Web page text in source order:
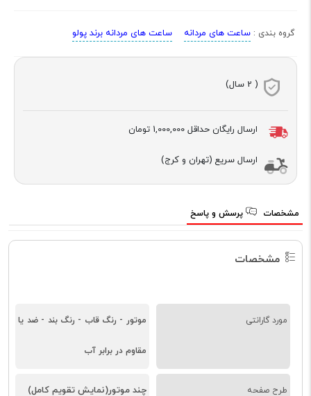
گروه بندی : ساعت های مردانه ساعت های مردانه برند پولو
( 2 سال)
ارسال رایگان حداقل 1,000,000 تومان
ارسال سریع (تهران و کرج)
مشخصات پرسش و پاسخ
مشخصات
مورد گارانتی موتور - رنگ قاب - رنگ بند - ضد یا
مقاوم در برابر آب
طرح صفحه چند موتور(نمایش تقویم کامل)